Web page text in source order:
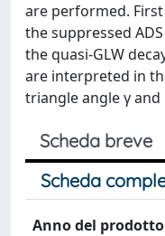
are performed.
the suppressed
the quasi-GLW
are interpreted in
triangle angle γ
Scheda breve
Scheda
Anno del prodotto